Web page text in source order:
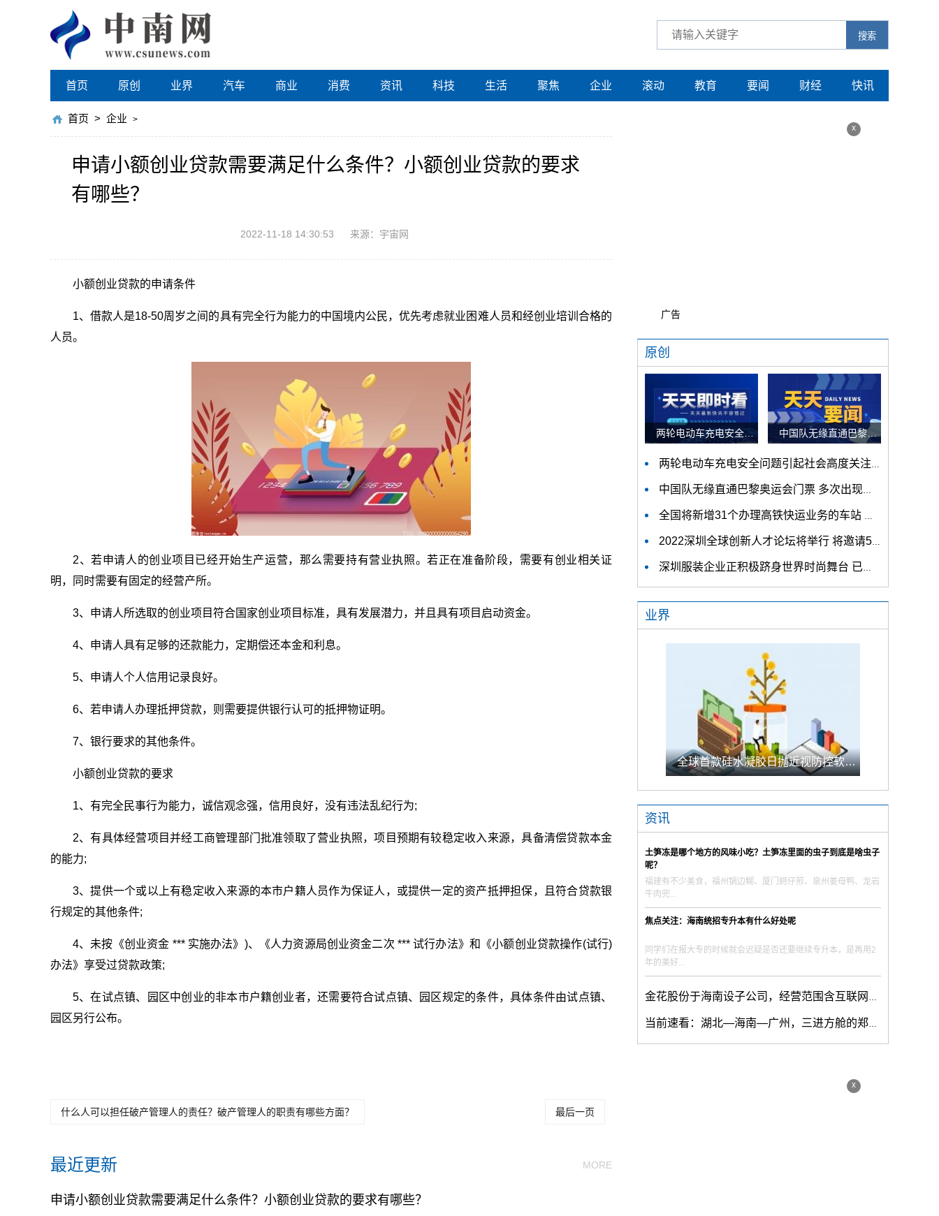
搜索
首页 原创 业界 汽车 商业 消费 资讯 科技 生活 聚焦 企业 滚动 教育 要闻 财经 快讯
首页 > 企业 >
申请小额创业贷款需要满足什么条件？小额创业贷款的要求
有哪些？
2022-11-18 14:30:53 来源：宇宙网
小额创业贷款的申请条件
1、借款人是18-50周岁之间的具有完全行为能力的中国境内公民，优先考虑就业困难人员和经创业培训合格的
人员。
2、若申请人的创业项目已经开始生产运营，那么需要持有营业执照。若正在准备阶段，需要有创业相关证
明，同时需要有固定的经营产所。
3、申请人所选取的创业项目符合国家创业项目标准，具有发展潜力，并且具有项目启动资金。
4、申请人具有足够的还款能力，定期偿还本金和利息。
5、申请人个人信用记录良好。
6、若申请人办理抵押贷款，则需要提供银行认可的抵押物证明。
7、银行要求的其他条件。
小额创业贷款的要求
1、有完全民事行为能力，诚信观念强，信用良好，没有违法乱纪行为;
2、有具体经营项目并经工商管理部门批准领取了营业执照，项目预期有较稳定收入来源，具备清偿贷款本金
的能力;
3、提供一个或以上有稳定收入来源的本市户籍人员作为保证人，或提供一定的资产抵押担保，且符合贷款银
行规定的其他条件;
4、未按《创业资金 *** 实施办法》)、《人力资源局创业资金二次 *** 试行办法》和《小额创业贷款操作(试行)
办法》享受过贷款政策;
5、在试点镇、园区中创业的非本市户籍创业者，还需要符合试点镇、园区规定的条件，具体条件由试点镇、
园区另行公布。
什么人可以担任破产管理人的责任？破产管理人的职责有哪些方面？ 最后一页
最近更新 MORE
申请小额创业贷款需要满足什么条件？小额创业贷款的要求有哪些？
x
广告
原创
两轮电动车充电安全问题引起社会高度关注 多措并举强化充电安全监管 中国队无缘直通巴黎奥运会门票 多次出现失误平衡木唐茜靖、罗蕊掉木
两轮电动车充电安全问题引起社会高度关注 多措并举强化充电安全监管
中国队无缘直通巴黎奥运会门票 多次出现失误平衡木唐茜靖、罗蕊掉木
全国将新增31个办理高铁快运业务的车站 高铁快运车站将达280个
2022深圳全球创新人才论坛将举行 将邀请5位顶尖专家带来主题演讲
深圳服装企业正积极跻身世界时尚舞台 已有多个并购国际大牌的经典案例
业界
全球首款硅水凝胶日抛近视防控软镜上市 近视防控市场格局生变
资讯
土笋冻是哪个地方的风味小吃？土笋冻里面的虫子到底是啥虫子
呢？
福建有不少美食，福州锅边糊、厦门蚵仔煎、泉州姜母鸭、龙岩
牛肉兜...
焦点关注：海南统招专升本有什么好处呢
同学们在报大专的时候就会迟疑是否还要继续专升本，是再用2
年的美好...
金花股份于海南设子公司，经营范围含互联网直播服务
当前速看：湖北—海南—广州，三进方舱的郑文：解决问题是我的责任
x